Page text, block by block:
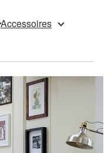
Accessoires